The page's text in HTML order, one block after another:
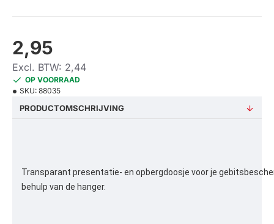
2,95
Excl. BTW: 2,44
OP VOORRAAD
SKU: 88035
PRODUCTOMSCHRIJVING
Transparant presentatie- en opbergdoosje voor je
behulp van de hanger.